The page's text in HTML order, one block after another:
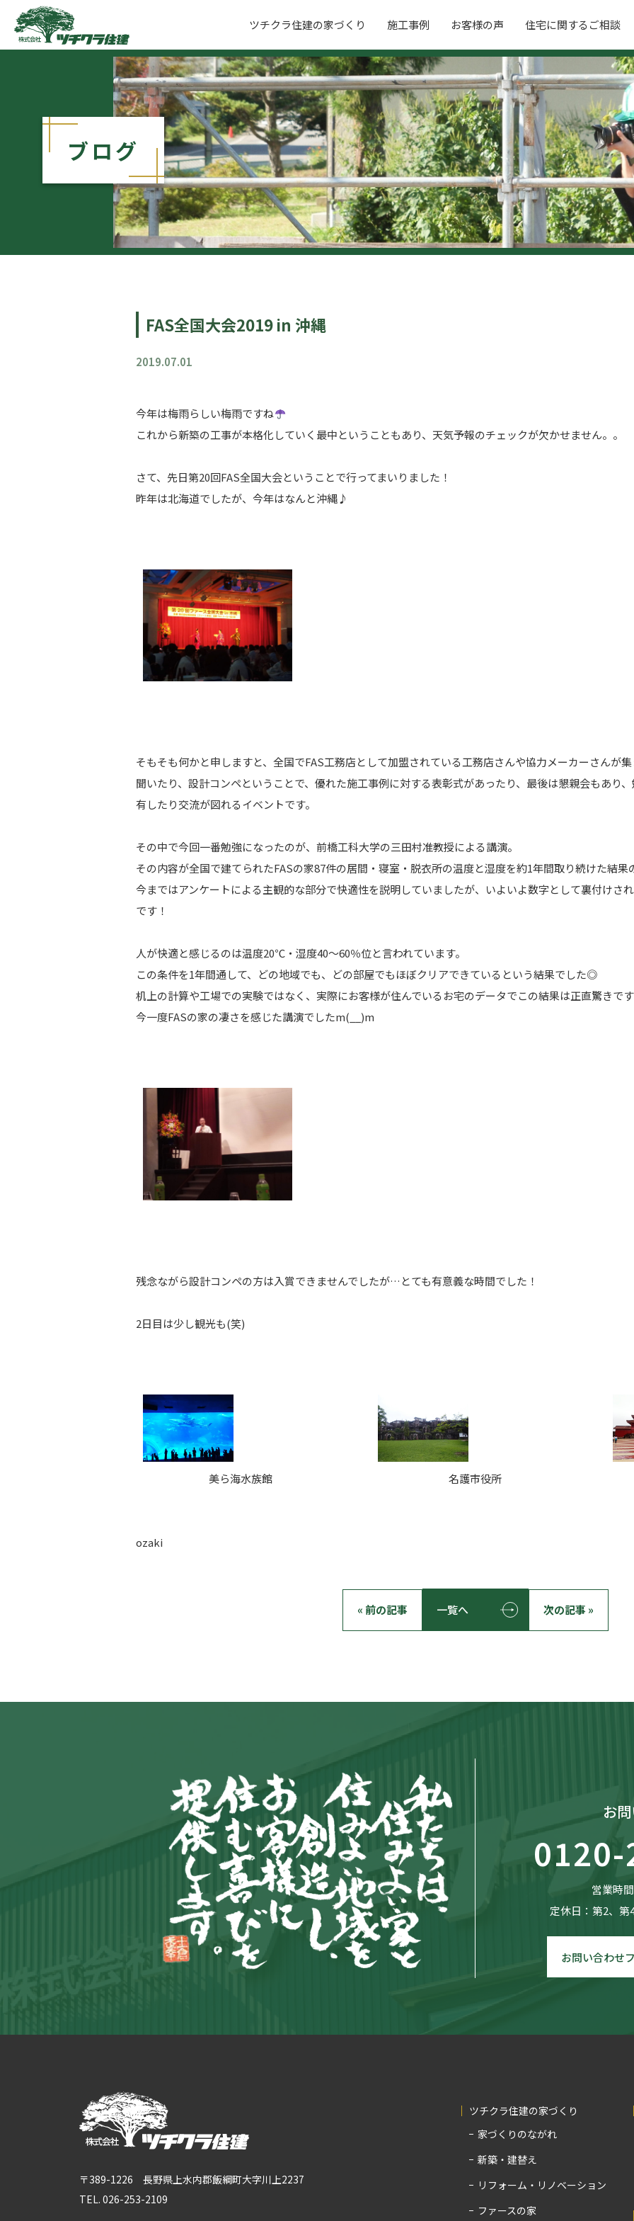
ツチクラ住建の家づくり 施工事例 お客様の声 住宅に関するご相談
ブログ
FAS全国大会2019 in 沖縄
2019.07.01
今年は梅雨らしい梅雨ですね
これから新築の工事が本格化していく最中ということもあり、天気予報のチェックが欠かせません。。
さて、先日第20回FAS全国大会ということで行ってまいりました！
昨年は北海道でしたが、今年はなんと沖縄♪
そもそも何かと申しますと、全国でFAS工務店として加盟されている工務店さんや協力メーカーさんが
聞いたり、設計コンペということで、優れた施工事例に対する表彰式があったり、最後は懇親会もあり
有したり交流が図れるイベントです。
その中で今回一番勉強になったのが、前橋工科大学の三田村准教授による講演。
その内容が全国で建てられたFASの家87件の居間・寝室・脱衣所の温度と湿度を約1年間取り続けた結果
今まではアンケートによる主観的な部分で快適性を説明していましたが、いよいよ数字として裏付けさ
です！
人が快適と感じるのは温度20℃・湿度40～60％位と言われています。
この条件を1年間通して、どの地域でも、どの部屋でもほぼクリアできているという結果でした◎
机上の計算や工場での実験ではなく、実際にお客様が住んでいるお宅のデータでこの結果は正直驚きで
今一度FASの家の凄さを感じた講演でしたm(__)m
残念ながら設計コンペの方は入賞できませんでしたが…とても有意義な時間でした！
2日目は少し観光も(笑)
美ら海水族館 名護市役所
ozaki
« 前の記事 一覧へ 次の記事 »
お
営業時
定休日：第2、
お問い合わせ
〒389-1226 長野県上水内郡飯綱町大字川上2237
TEL. 026-253-2109
ツチクラ住建の家づくり
家づくりのながれ
新築・建替え
リフォーム・リノベーション
ファースの家